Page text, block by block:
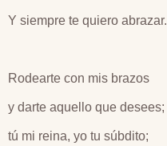
Y siempre te quiero abrazar.
Rodearte con mis brazos
y darte aquello que desees;
tú mi reina, yo tu súbdito;